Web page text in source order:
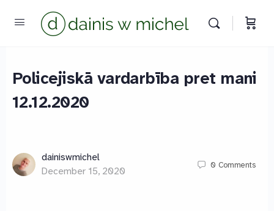
Policejiskā vardarbība pret mani
12.12.2020
dainiswmichel
December 15, 2020
0 Comments